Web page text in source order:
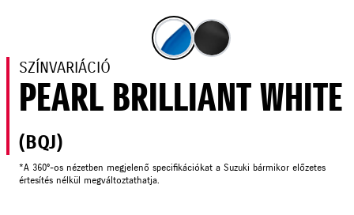
SZÍNVARIÁCIÓ
PEARL BRILLIANT WHITE
(BQJ)
*A 360°-os nézetben megjelenő specifikációkat a Suzuki bármikor előzetes
értesítés nélkül megváltoztathatja.